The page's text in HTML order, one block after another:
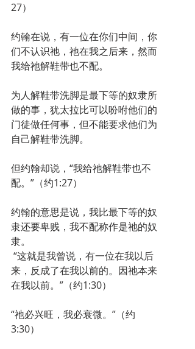
27）
约翰在说，有一位在你们中间，你
们不认识祂，祂在我之后来，然而
我给祂解鞋带也不配。
为人解鞋带洗脚是最下等的奴隶所
做的事，犹太拉比可以吩咐他们的
门徒做任何事，但不能要求他们为
自己解鞋带洗脚。
但约翰却说，“我给祂解鞋带也不
配。”（约1:27）
约翰的意思是说，我比最下等的奴
隶还要卑贱，我不配称作是祂的奴
隶。
来，反成了在我以前的。因祂本来
在我以前。”（约1:30）
“祂必兴旺，我必衰微。”（约
3:30）